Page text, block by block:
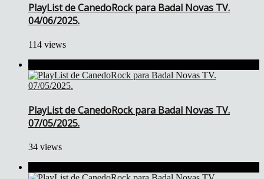
PlayList de CanedoRock para Badal Novas TV.
04/06/2025.
114 views
PlayList de CanedoRock para Badal Novas TV.
07/05/2025.
34 views